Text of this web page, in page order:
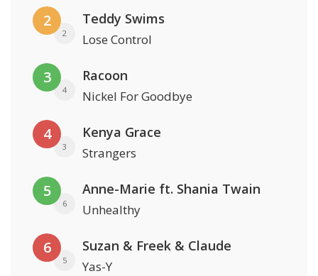
2
2
Teddy Swims
Lose Control
3
4
Racoon
Nickel For Goodbye
4
3
Kenya Grace
Strangers
5
6
Anne-Marie ft. Shania Twain
Unhealthy
6
5
Suzan & Freek & Claude
Yas-Y